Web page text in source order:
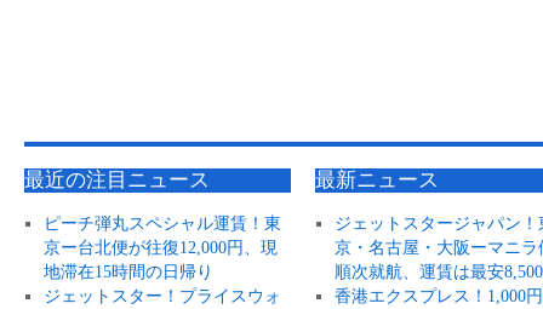
最近の注目ニュース
ピーチ弾丸スペシャル運賃！東
京ー台北便が往復12,000円、現
地滞在15時間の日帰り
ジェットスター！プライスウォ
最新ニュース
ジェットスタージャパン！
京・名古屋・大阪ーマニラ
順次就航、運賃は最安
香港エクスプレス！1,000